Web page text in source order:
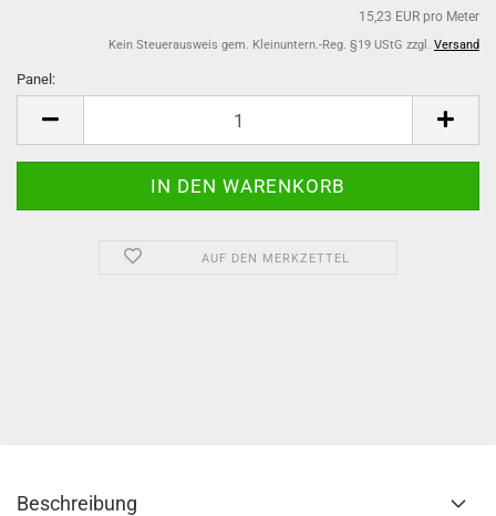
15,23 EUR pro Meter
Kein Steuerausweis gem. Kleinuntern.-Reg. §19 UStG zzgl. Versand
Panel:
AUF DEN MERKZETTEL
Beschreibung